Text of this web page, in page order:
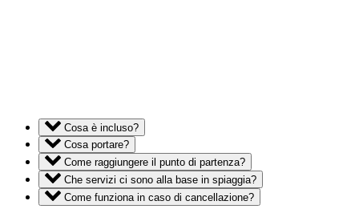
Cosa è incluso?
Cosa portare?
Come raggiungere il punto di partenza?
Che servizi ci sono alla base in spiaggia?
Come funziona in caso di cancellazione?